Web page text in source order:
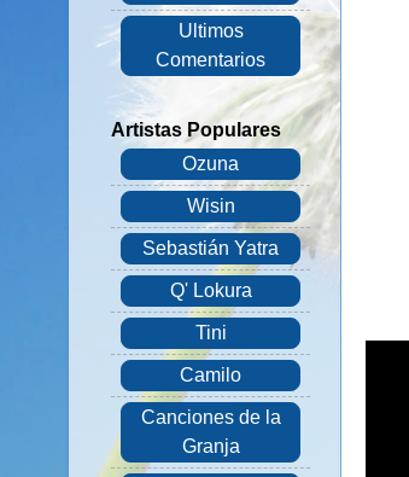
Ultimos
Comentarios
Artistas Populares
Ozuna
Wisin
Sebastián Yatra
Q' Lokura
Tini
Camilo
Canciones de la
Granja